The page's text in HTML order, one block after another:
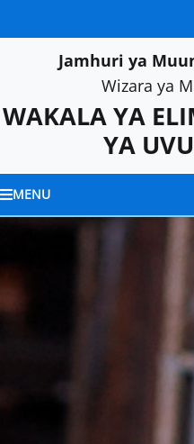
Jamhuri ya
Wizara ya
WAKALA YA
YA
MENU